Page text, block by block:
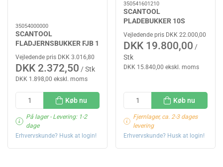
35054000000
SCANTOOL
FLADJERNSBUKKER FJB 1
Vejledende pris DKK 3.016,80
DKK 2.372,50 / Stk
DKK 1.898,00 ekskl. moms
Køb nu
På lager- Levering: 1-2
dage
Erhvervskunde? Husk at login!
350541601210
SCANTOOL
PLADEBUKKER 10S
Vejledende pris DKK 22.000,00
DKK 19.800,00 /
Stk
DKK 15.840,00 ekskl. moms
Køb nu
Fjernlager, ca. 2-3 dages
levering
Erhvervskunde? Husk at login!